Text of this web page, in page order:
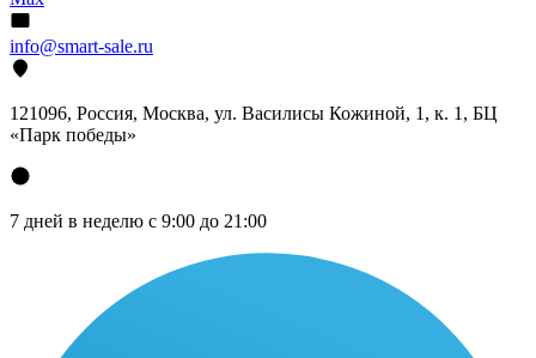
info@smart-sale.ru
121096, Россия, Москва, ул. Василисы Кожиной, 1, к. 1, БЦ
«Парк победы»
7 дней в неделю с 9:00 до 21:00